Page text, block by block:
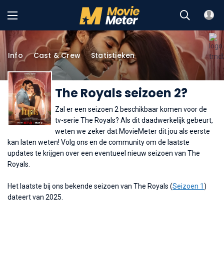
Info Cast & Crew Statistieken
The Royals seizoen 2?
Zal er een seizoen 2 beschikbaar komen voor de
tv-serie The Royals? Als dit daadwerkelijk gebeurt,
weten we zeker dat MovieMeter dit jou als eerste
kan laten weten! Volg ons en de community om de laatste
updates te krijgen over een eventueel nieuw seizoen van The
Royals.
Het laatste bij ons bekende seizoen van The Royals (Seizoen 1)
dateert van 2025.